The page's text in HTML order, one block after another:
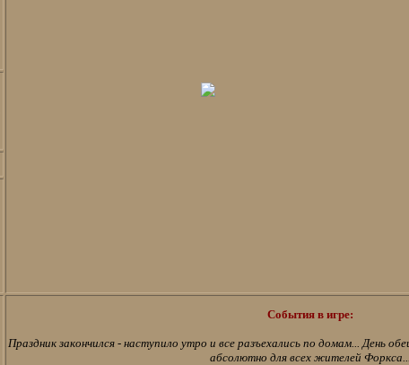
События в игре:
Праздник закончился - наступило утро и все разъехались по домам... День
абсолютно для всех жителей